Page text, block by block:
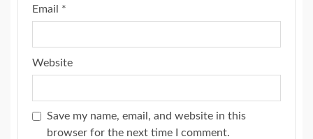
Email *
Website
Save my name, email, and website in this
browser for the next time I comment.